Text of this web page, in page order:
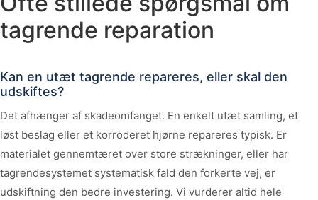
tagrende reparation
Kan en utæt tagrende repareres, eller skal den
udskiftes?
Det afhænger af skadeomfanget. En enkelt utæt samling, et
løst beslag eller et korroderet hjørne repareres typisk. Er
materialet gennemtæret over store strækninger, eller har
tagrendesystemet systematisk fald den forkerte vej, er
udskiftning den bedre investering. Vi vurderer altid hele